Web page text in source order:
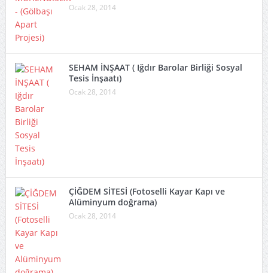
Ocak 28, 2014
SEHAM İNŞAAT ( Iğdır Barolar Birliği Sosyal
Tesis İnşaatı)
Ocak 28, 2014
ÇİĞDEM SİTESİ (Fotoselli Kayar Kapı ve
Alüminyum doğrama)
Ocak 28, 2014